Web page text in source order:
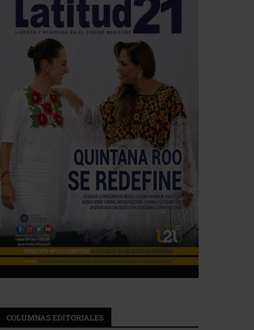
COLUMNAS EDITORIALES